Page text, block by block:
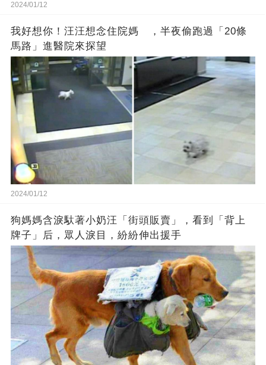
2024/01/12
我好想你！汪汪想念住院媽 ，半夜偷跑過「20條
馬路」進醫院來探望
2024/01/12
狗媽媽含淚馱著小奶汪「街頭販賣」，看到「背上
牌子」后，眾人淚目，紛紛伸出援手